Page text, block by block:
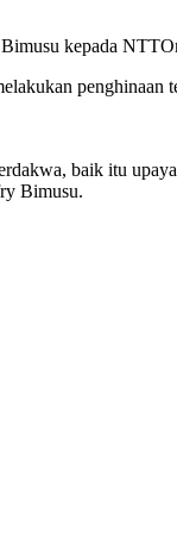
kepada
penghinaan
baik itu
Bimusu.